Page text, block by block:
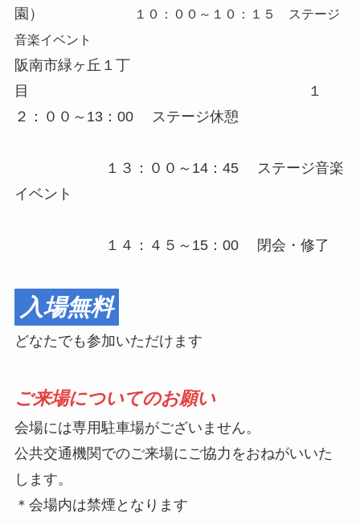
園）
１０：００～１０：１５ ステージ
音楽イベント
阪南市緑ヶ丘１丁
目 １
２：００～13：00 ステージ休憩
１３：００～14：45 ステージ音楽
イベント
１４：４５～15：00 閉会・修了
入場無料
どなたでも参加いただけます
ご来場についてのお願い
会場には専用駐車場がございません。
公共交通機関でのご来場にご協力をおねがいいた
します。
＊会場内は禁煙となります